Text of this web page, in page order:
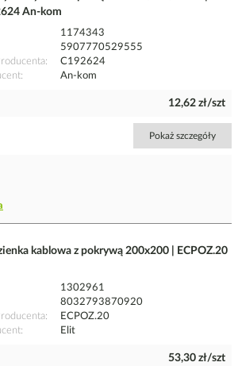
An-kom
1174343
5907770529555
C192624
An-kom
12,62 zł/szt
Pokaż szczegóły
kablowa z pokrywą 200x200 | ECPOZ.20
1302961
8032793870920
ECPOZ.20
Elit
53,30 zł/szt